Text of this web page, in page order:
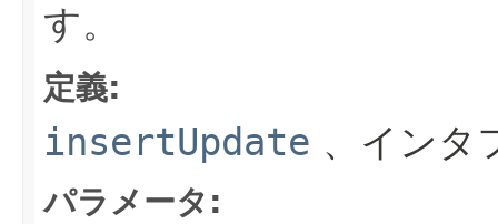
す。
定義:
insertUpdate 、インタ
パラメータ: